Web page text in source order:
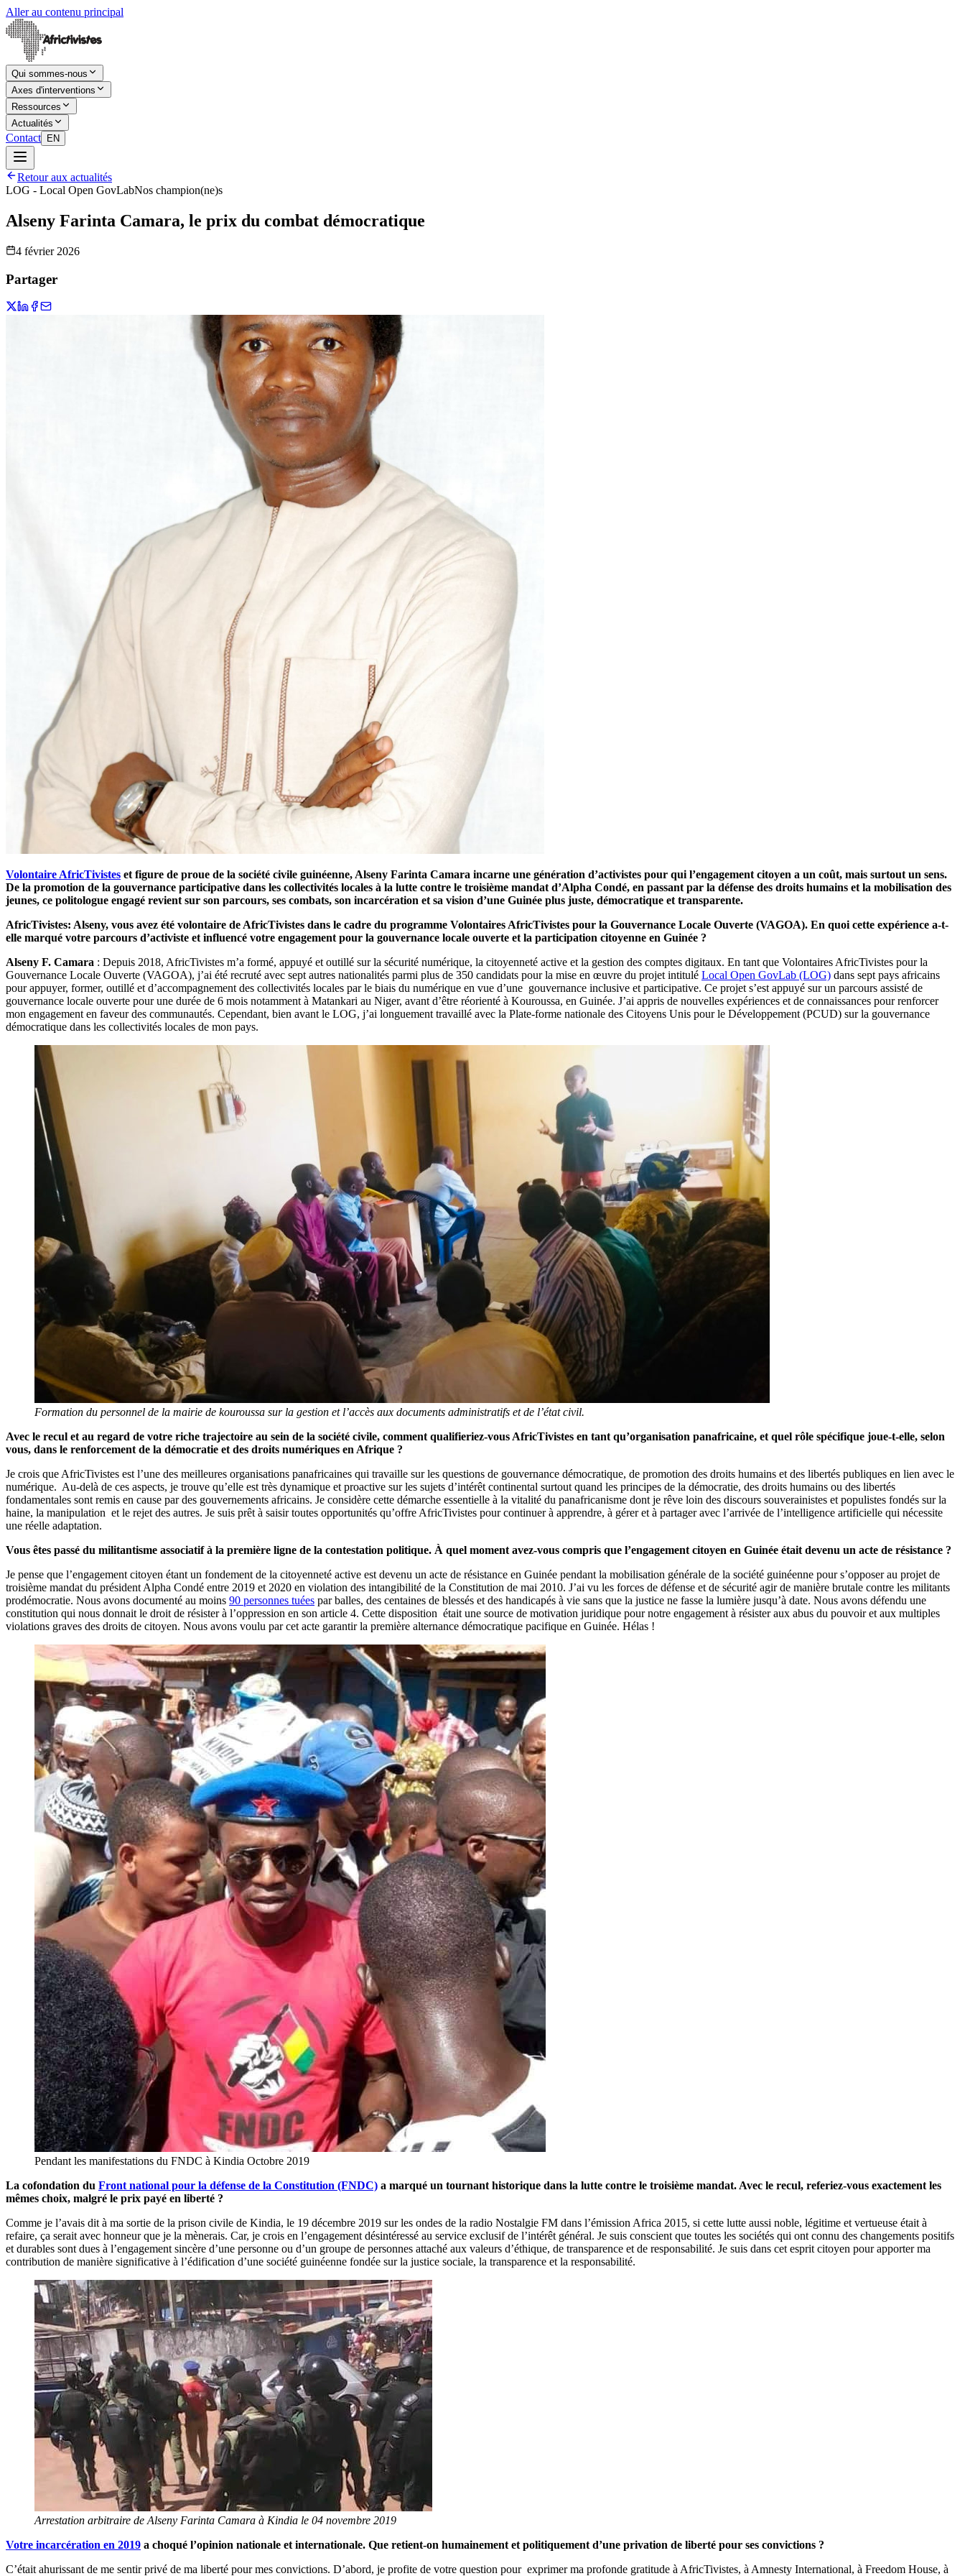
Aller au contenu principal
Qui sommes-nous
Axes d'interventions
Ressources
Actualités
Contact EN
Retour aux actualités
LOG - Local Open GovLabNos champion(ne)s
Alseny Farinta Camara, le prix du combat démocratique
4 février 2026
Partager
Volontaire AfricTivistes et figure de proue de la société civile guinéenne, Alseny Farinta Camara incarne une génération d’activistes pour qui l’engagement citoyen a un coût, mais surtout un sens.
De la promotion de la gouvernance participative dans les collectivités locales à la lutte contre le troisième mandat d’Alpha Condé, en passant par la défense des droits humains et la mobilisation des
jeunes, ce politologue engagé revient sur son parcours, ses combats, son incarcération et sa vision d’une Guinée plus juste, démocratique et transparente.
AfricTivistes: Alseny, vous avez été volontaire de AfricTivistes dans le cadre du programme Volontaires AfricTivistes pour la Gouvernance Locale Ouverte (VAGOA). En quoi cette expérience a-t-
elle marqué votre parcours d’activiste et influencé votre engagement pour la gouvernance locale ouverte et la participation citoyenne en Guinée ?
Alseny F. Camara : Depuis 2018, AfricTivistes m’a formé, appuyé et outillé sur la sécurité numérique, la citoyenneté active et la gestion des comptes digitaux. En tant que Volontaires AfricTivistes pour la
Gouvernance Locale Ouverte (VAGOA), j’ai été recruté avec sept autres nationalités parmi plus de 350 candidats pour la mise en œuvre du projet intitulé Local Open GovLab (LOG) dans sept pays africains
pour appuyer, former, outillé et d’accompagnement des collectivités locales par le biais du numérique en vue d’une gouvernance inclusive et participative. Ce projet s’est appuyé sur un parcours assisté de
gouvernance locale ouverte pour une durée de 6 mois notamment à Matankari au Niger, avant d’être réorienté à Kouroussa, en Guinée. J’ai appris de nouvelles expériences et de connaissances pour renforcer
mon engagement en faveur des communautés. Cependant, bien avant le LOG, j’ai longuement travaillé avec la Plate-forme nationale des Citoyens Unis pour le Développement (PCUD) sur la gouvernance
démocratique dans les collectivités locales de mon pays.
Formation du personnel de la mairie de kouroussa sur la gestion et l’accès aux documents administratifs et de l’état civil.
Avec le recul et au regard de votre riche trajectoire au sein de la société civile, comment qualifieriez-vous AfricTivistes en tant qu’organisation panafricaine, et quel rôle spécifique joue-t-elle, selon
vous, dans le renforcement de la démocratie et des droits numériques en Afrique ?
Je crois que AfricTivistes est l’une des meilleures organisations panafricaines qui travaille sur les questions de gouvernance démocratique, de promotion des droits humains et des libertés publiques en lien avec le
numérique. Au-delà de ces aspects, je trouve qu’elle est très dynamique et proactive sur les sujets d’intérêt continental surtout quand les principes de la démocratie, des droits humains ou des libertés
fondamentales sont remis en cause par des gouvernements africains. Je considère cette démarche essentielle à la vitalité du panafricanisme dont je rêve loin des discours souverainistes et populistes fondés sur la
haine, la manipulation et le rejet des autres. Je suis prêt à saisir toutes opportunités qu’offre AfricTivistes pour continuer à apprendre, à gérer et à partager avec l’arrivée de l’intelligence artificielle qui nécessite
une réelle adaptation.
Vous êtes passé du militantisme associatif à la première ligne de la contestation politique. À quel moment avez-vous compris que l’engagement citoyen en Guinée était devenu un acte de résistance ?
Je pense que l’engagement citoyen étant un fondement de la citoyenneté active est devenu un acte de résistance en Guinée pendant la mobilisation générale de la société guinéenne pour s’opposer au projet de
troisième mandat du président Alpha Condé entre 2019 et 2020 en violation des intangibilité de la Constitution de mai 2010. J’ai vu les forces de défense et de sécurité agir de manière brutale contre les militants
prodémocratie. Nous avons documenté au moins 90 personnes tuées par balles, des centaines de blessés et des handicapés à vie sans que la justice ne fasse la lumière jusqu’à date. Nous avons défendu une
constitution qui nous donnait le droit de résister à l’oppression en son article 4. Cette disposition était une source de motivation juridique pour notre engagement à résister aux abus du pouvoir et aux multiples
violations graves des droits de citoyen. Nous avons voulu par cet acte garantir la première alternance démocratique pacifique en Guinée. Hélas !
Pendant les manifestations du FNDC à Kindia Octobre 2019
La cofondation du Front national pour la défense de la Constitution (FNDC) a marqué un tournant historique dans la lutte contre le troisième mandat. Avec le recul, referiez-vous exactement les
mêmes choix, malgré le prix payé en liberté ?
Comme je l’avais dit à ma sortie de la prison civile de Kindia, le 19 décembre 2019 sur les ondes de la radio Nostalgie FM dans l’émission Africa 2015, si cette lutte aussi noble, légitime et vertueuse était à
refaire, ça serait avec honneur que je la mènerais. Car, je crois en l’engagement désintéressé au service exclusif de l’intérêt général. Je suis conscient que toutes les sociétés qui ont connu des changements positifs
et durables sont dues à l’engagement sincère d’une personne ou d’un groupe de personnes attaché aux valeurs d’éthique, de transparence et de responsabilité. Je suis dans cet esprit citoyen pour apporter ma
contribution de manière significative à l’édification d’une société guinéenne fondée sur la justice sociale, la transparence et la responsabilité.
Arrestation arbitraire de Alseny Farinta Camara à Kindia le 04 novembre 2019
Votre incarcération en 2019 a choqué l’opinion nationale et internationale. Que retient-on humainement et politiquement d’une privation de liberté pour ses convictions ?
C’était ahurissant de me sentir privé de ma liberté pour mes convictions. D’abord, je profite de votre question pour exprimer ma profonde gratitude à AfricTivistes, à Amnesty International, à Freedom House, à